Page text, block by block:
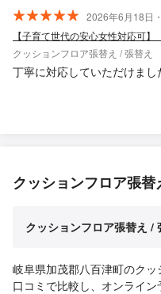
2026年6月18日
クッションフロア張替え / 張替え
丁寧に対応していただけまし
クッションフロア張
クッションフロア張替え /
岐阜県加茂郡八百津町のクッ
口コミで比較し、オンライ